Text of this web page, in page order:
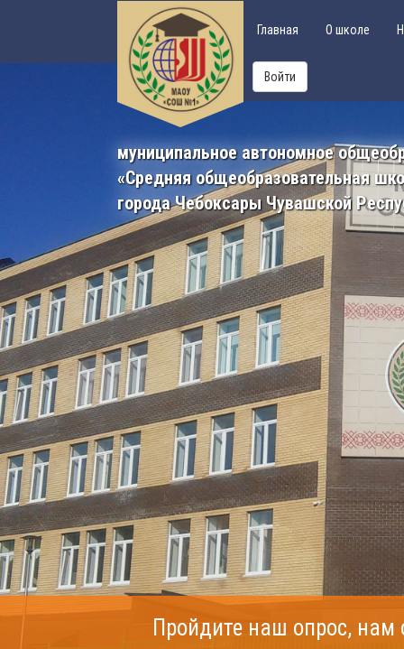
Главная О школе
Войти
муниципальное автономное
«Средняя общеобразовательная
города Чебоксары Чувашской
Пройдите наш опрос,